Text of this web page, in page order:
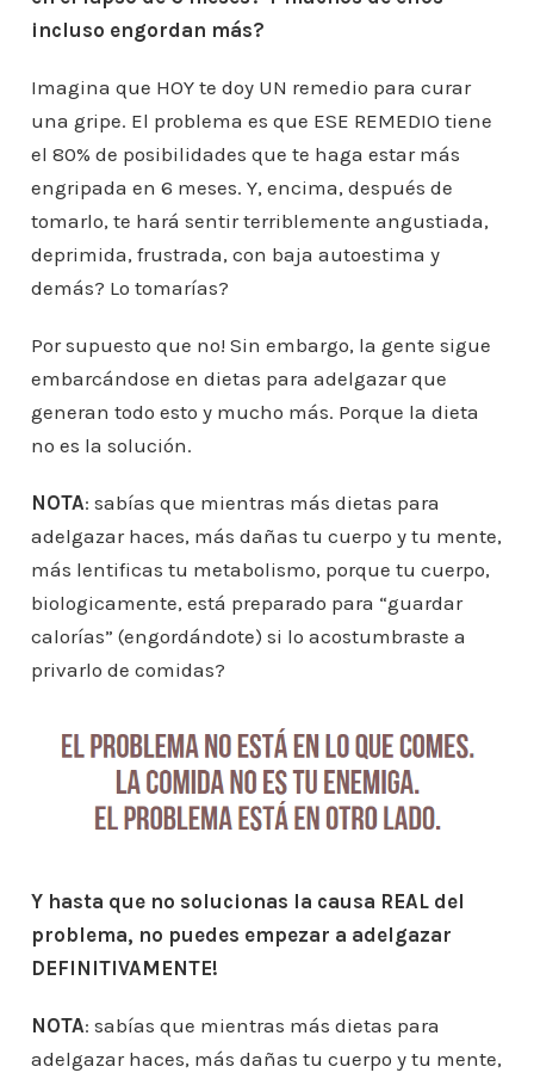
incluso engordan más?
Imagina que HOY te doy UN remedio para curar
una gripe. El problema es que ESE REMEDIO tiene
el 80% de posibilidades que te haga estar más
engripada en 6 meses. Y, encima, después de
tomarlo, te hará sentir terriblemente angustiada,
deprimida, frustrada, con baja autoestima y
demás? Lo tomarías?
Por supuesto que no! Sin embargo, la gente sigue
embarcándose en dietas para adelgazar que
generan todo esto y mucho más. Porque la dieta
no es la solución.
NOTA: sabías que mientras más dietas para
adelgazar haces, más dañas tu cuerpo y tu mente,
más lentificas tu metabolismo, porque tu cuerpo,
biologicamente, está preparado para “guardar
calorías” (engordándote) si lo acostumbraste a
privarlo de comidas?
Y hasta que no solucionas la causa REAL del
problema, no puedes empezar a adelgazar
DEFINITIVAMENTE!
NOTA: sabías que mientras más dietas para
adelgazar haces, más dañas tu cuerpo y tu mente,